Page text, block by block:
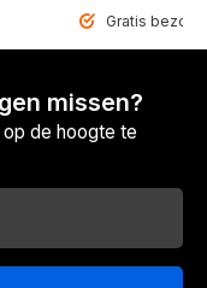
Gratis
missen?
de hoogte te